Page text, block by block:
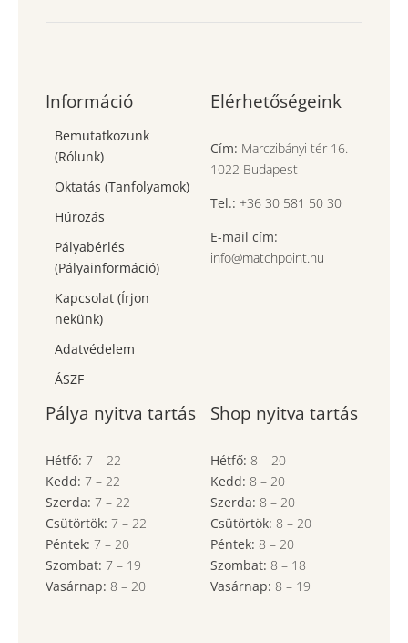
Információ
Bemutatkozunk
(Rólunk)
Oktatás (Tanfolyamok)
Húrozás
Pályabérlés
(Pályainformáció)
Kapcsolat (Írjon
nekünk)
Adatvédelem
ÁSZF
Elérhetőségeink
Cím: Marczibányi tér 16.
1022 Budapest
Tel.: +36 30 581 50 30
E-mail cím:
info@matchpoint.hu
Pálya nyitva tartás
Hétfő: 7 – 22
Kedd: 7 – 22
Szerda: 7 – 22
Csütörtök: 7 – 22
Péntek: 7 – 20
Szombat: 7 – 19
Vasárnap: 8 – 20
Shop nyitva tartás
Hétfő: 8 – 20
Kedd: 8 – 20
Szerda: 8 – 20
Csütörtök: 8 – 20
Péntek: 8 – 20
Szombat: 8 – 18
Vasárnap: 8 – 19